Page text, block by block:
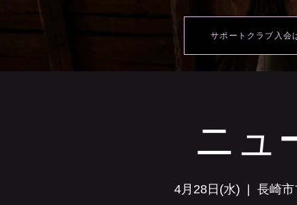
サポートクラブ入会
ニュ
4月28日(水) 長崎